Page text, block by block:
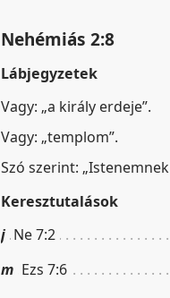
Nehémiás 2:8
Lábjegyzetek
Vagy: „a király erdeje”.
Vagy: „templom”.
Szó szerint:
Keresztutalások
j Ne 7:2
m Ezs 7:6